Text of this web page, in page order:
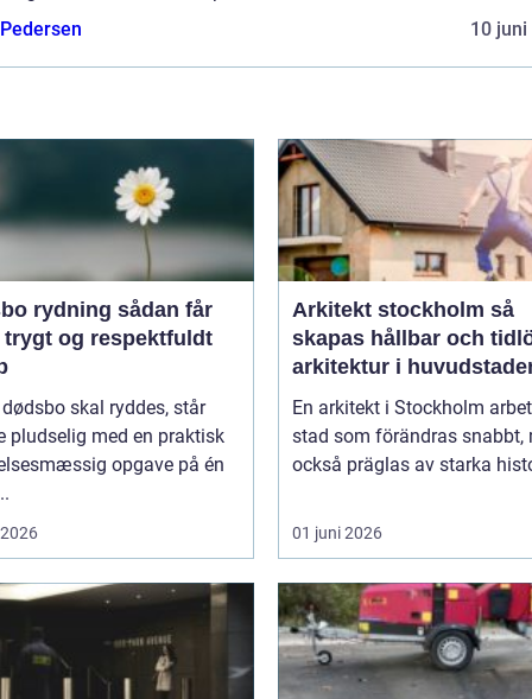
10 juni
sådan får
trygt og respektfuldt
skal ryddes, står
pludselig med en praktisk
opgave på én
Arkitekt stockholm så
skapas hållbar och
arkitektur i
En arkitekt i Stockholm
stad som förändras snabbt,
också präglas av starka
01 juni 2026